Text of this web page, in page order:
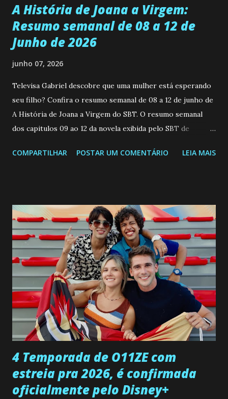
A História de Joana a Virgem:
Resumo semanal de 08 a 12 de
Junho de 2026
junho 07, 2026
Televisa Gabriel descobre que uma mulher está esperando
seu filho? Confira o resumo semanal de 08 a 12 de junho de
A História de Joana a Virgem do SBT. O resumo semanal
dos capitulos 09 ao 12 da novela exibida pelo SBT de
a Programação Semanal do SBT de 08/06/26 a 14/06/26
confessa a Gabriel que ele demonstrou ser o tipo de
pessoa que ela tanto desejou durante toda a vida. Camila
entra no quarto de Gabriel e imagina como seria o
encontro deles, quando conseguir seduzi-lo. Manuel avisa a
Paula sobre a suposta infidelidade de Gabriel com Joana.
Rogerio consegue se livrar de todas as suspeitas pelo
desaparecimento de Francisco, apontando que ele poderia
ter sido vítima da fúria de Gabriel. Artur informa a Gabriel
que a clínica inseminou por engano outra paciente, que está
...
COMPARTILHAR POSTAR UM COMENTÁRIO LEIA MAIS
4 Temporada de O11ZE com
estreia pra 2026, é confirmada
oficialmente pelo Disney+